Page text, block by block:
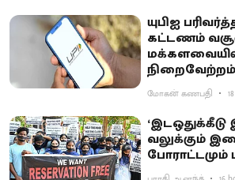
யுபிஐ
கட்டணம்
நிறைவேற்றம்
மோகன் கணபதி
‘இடஒதுக்கீடு
வலுக்கும்
போராட்டமும்